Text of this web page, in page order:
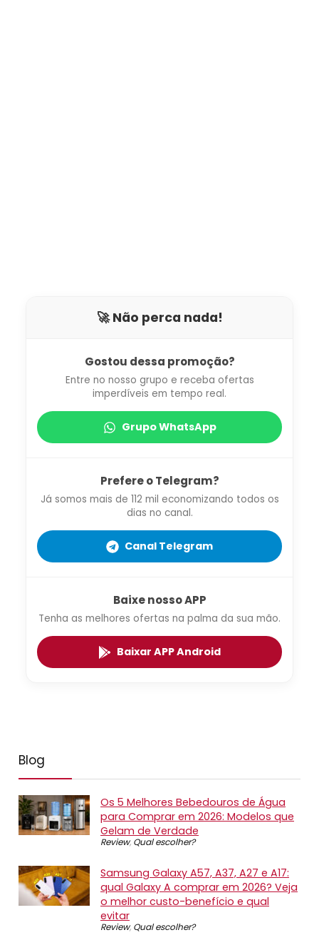
🚀 Não perca nada!
Gostou dessa promoção?
Entre no nosso grupo e receba ofertas
imperdíveis em tempo real.
Grupo WhatsApp
Prefere o Telegram?
Já somos mais de 112 mil economizando todos os
dias no canal.
Canal Telegram
Baixe nosso APP
Tenha as melhores ofertas na palma da sua mão.
Baixar APP Android
Blog
Os 5 Melhores Bebedouros de Água
para Comprar em 2026: Modelos que
Gelam de Verdade
Review, Qual escolher?
Samsung Galaxy A57, A37, A27 e A17:
qual Galaxy A comprar em 2026? Veja
o melhor custo-benefício e qual
evitar
Review, Qual escolher?